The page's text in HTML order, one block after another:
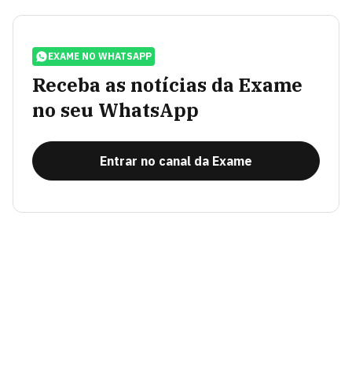
EXAME NO WHATSAPP
Receba as notícias da Exame
no seu WhatsApp
Entrar no canal da Exame